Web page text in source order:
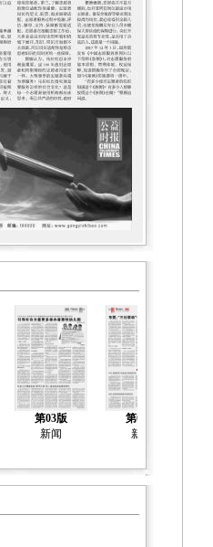
第03版
新闻
第04版
新闻